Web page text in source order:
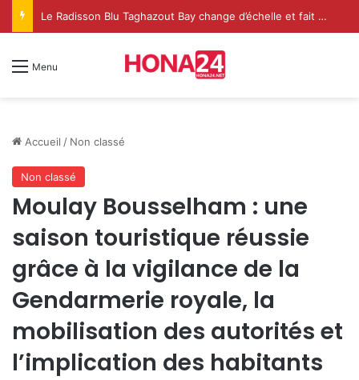
Le Radisson Blu Taghazout Bay change d’échelle et fait de l’événementiel un nouveau levier de croissance
Menu
Accueil / Non classé
Non classé
Moulay Bousselham : une
saison touristique réussie
grâce à la vigilance de la
Gendarmerie royale, la
mobilisation des autorités et
l’implication des habitants